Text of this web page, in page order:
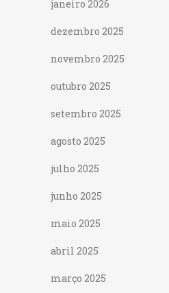
janeiro 2026
dezembro 2025
novembro 2025
outubro 2025
setembro 2025
agosto 2025
julho 2025
junho 2025
maio 2025
abril 2025
março 2025